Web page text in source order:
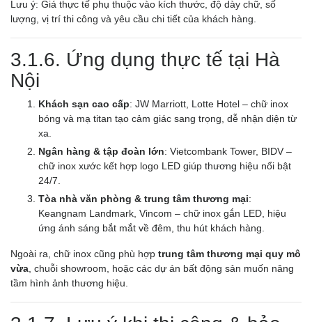
Lưu ý: Giá thực tế phụ thuộc vào kích thước, độ dày chữ, số
lượng, vị trí thi công và yêu cầu chi tiết của khách hàng.
3.1.6. Ứng dụng thực tế tại Hà
Nội
Khách sạn cao cấp: JW Marriott, Lotte Hotel – chữ inox
bóng và mạ titan tạo cảm giác sang trọng, dễ nhận diện từ
xa.
Ngân hàng & tập đoàn lớn: Vietcombank Tower, BIDV –
chữ inox xước kết hợp logo LED giúp thương hiệu nổi bật
24/7.
Tòa nhà văn phòng & trung tâm thương mại:
Keangnam Landmark, Vincom – chữ inox gắn LED, hiệu
ứng ánh sáng bắt mắt về đêm, thu hút khách hàng.
Ngoài ra, chữ inox cũng phù hợp trung tâm thương mại quy mô
vừa , chuỗi showroom, hoặc các dự án bất động sản muốn nâng
tầm hình ảnh thương hiệu.